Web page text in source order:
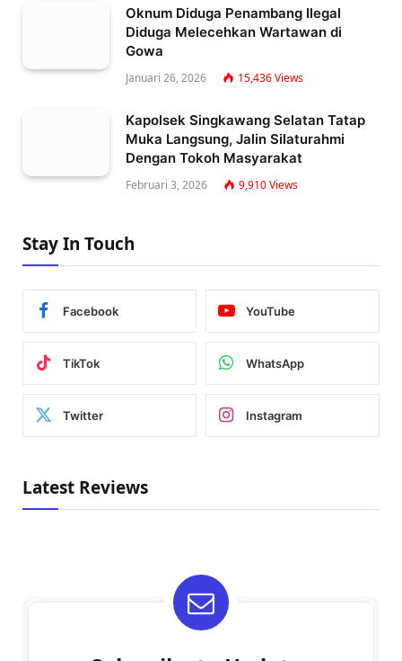
Oknum Diduga Penambang Ilegal
Diduga Melecehkan Wartawan di
Gowa
Januari 26, 2026 15,436Views
Kapolsek Singkawang Selatan Tatap
Muka Langsung, Jalin Silaturahmi
Dengan Tokoh Masyarakat
Februari 3, 2026 9,910Views
Stay In Touch
Facebook YouTube
TikTok WhatsApp
Twitter Instagram
Latest Reviews